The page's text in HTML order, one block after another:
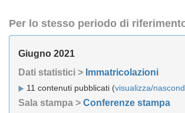
Per lo stesso periodo di
Giugno 2021
Dati statistici > Immatricolazioni
11 contenuti pubblicati (visualizza/
Sala stampa > Conferenze stampa